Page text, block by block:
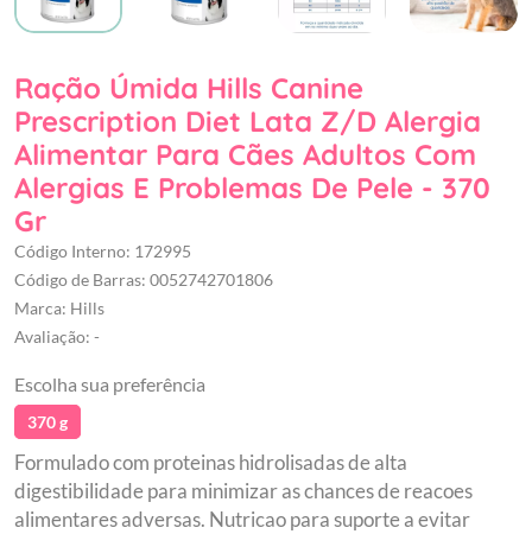
Ração Úmida Hills Canine
Prescription Diet Lata Z/D Alergia
Alimentar Para Cães Adultos Com
Alergias E Problemas De Pele - 370
Gr
Código Interno: 172995
Código de Barras: 0052742701806
Marca: Hills
Avaliação: -
Escolha sua preferência
370 g
Formulado com proteinas hidrolisadas de alta
digestibilidade para minimizar as chances de reacoes
alimentares adversas. Nutricao para suporte a evitar